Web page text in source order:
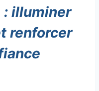
: illuminer
renforcer